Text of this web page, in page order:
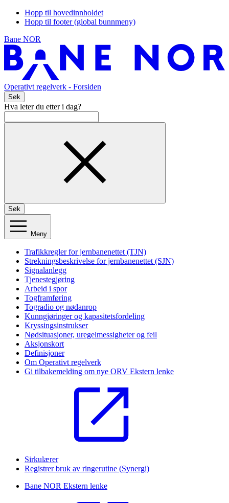
Hopp til hovedinnholdet
Hopp til footer (global bunnmeny)
Bane NOR
Operativt regelverk - Forsiden
Søk
Hva leter du etter i dag?
Søk
Meny
Trafikkregler for jernbanenettet (TJN)
Strekningsbeskrivelse for jernbanenettet (SJN)
Signalanlegg
Tjenestegjøring
Arbeid i spor
Togframføring
Togradio og nødanrop
Kunngjøringer og kapasitetsfordeling
Kryssingsinstrukser
Nødsituasjoner, uregelmessigheter og feil
Aksjonskort
Definisjoner
Om Operativt regelverk
Gi tilbakemelding om nye ORV Ekstern lenke
Sirkulærer
Registrer bruk av ringerutine (Synergi)
Bane NOR Ekstern lenke